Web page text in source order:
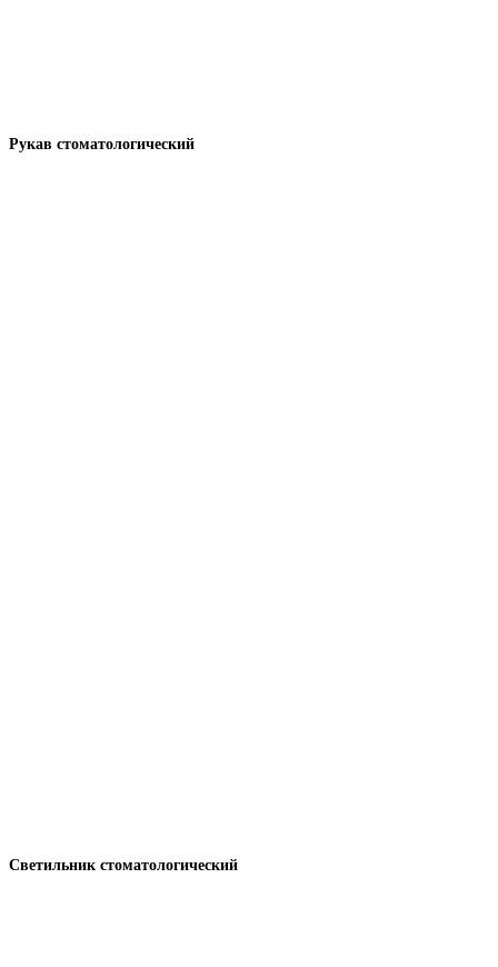
Рукав стоматологический
Светильник стоматологический